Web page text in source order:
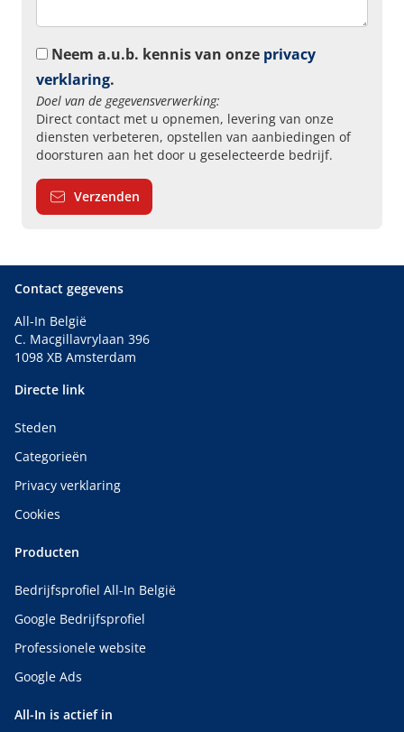
Neem a.u.b. kennis van onze privacy
verklaring.
Doel van de gegevensverwerking:
Direct contact met u opnemen, levering van onze
diensten verbeteren, opstellen van aanbiedingen of
doorsturen aan het door u geselecteerde bedrijf.
Verzenden
Contact gegevens
All-In België
C. Macgillavrylaan 396
1098 XB Amsterdam
Directe link
Steden
Categorieën
Privacy verklaring
Cookies
Producten
Bedrijfsprofiel All-In België
Google Bedrijfsprofiel
Professionele website
Google Ads
All-In is actief in